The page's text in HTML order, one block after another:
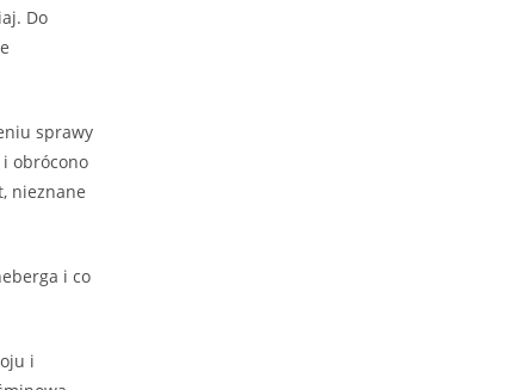
Do
sprawy
obrócono
nieznane
i co
i